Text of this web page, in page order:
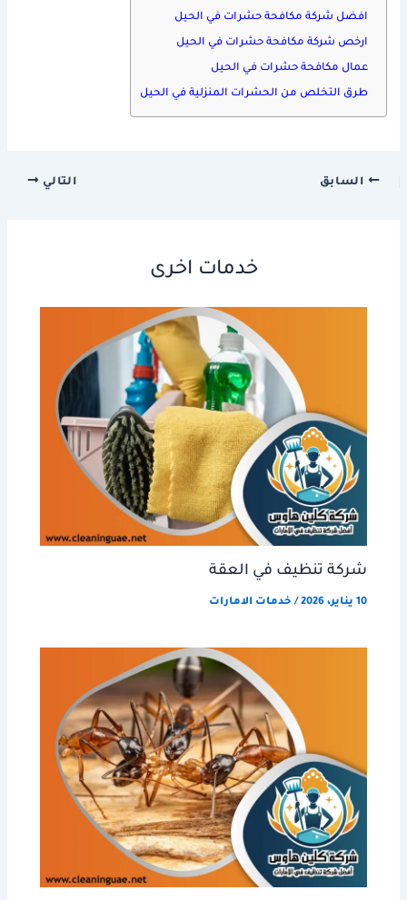
افضل شركة مكافحة حشرات في الحيل
ارخص شركة مكافحة حشرات في الحيل
عمال مكافحة حشرات في الحيل
طرق التخلص من الحشرات المنزلية في الحيل
السابق التالي
خدمات اخرى
شركة تنظيف في العقة
10 يناير، 2026 / خدمات الامارات